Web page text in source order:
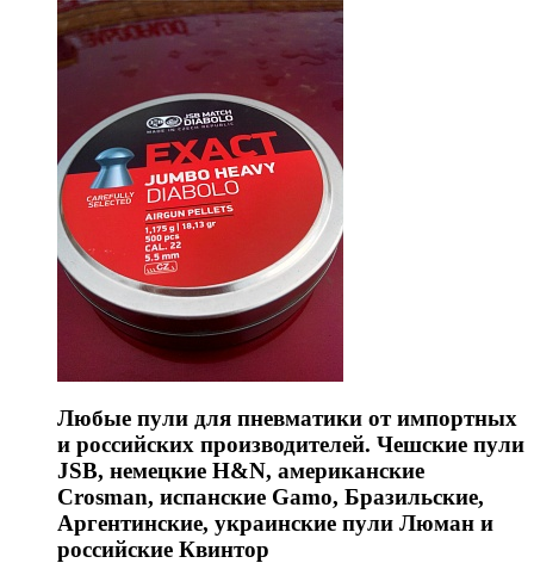
Любые пули для пневматики от импортных
и российских производителей. Чешские пули
JSB, немецкие H&N, американские
Crosman, испанские Gamo, Бразильские,
Аргентинские, украинские пули Люман и
российские Квинтор